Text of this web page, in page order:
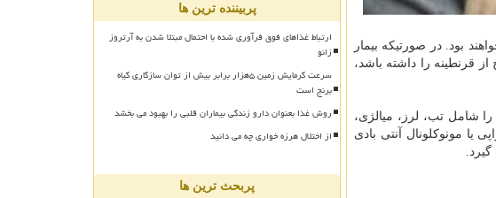
کننده خواهند بود. در صورتیکه بیمار
از قرنطینه را داشته باشد،
سیستمیک بیشتری را شامل تب، لرز، میالژی،
یا مونوکلونال آنتی بادی
پربیننده ترین ها
ارتباط غذاهای فوق فرآوری شده با احتمال مبتلا شدن به آرتروز
زانو
سرعت گرمایش زمین ۵هزار برابر بیش از توان سازگاری گیاه
برنج است
روش غذا بعنوان دارو زندگی بیماران قلبی را بهبود می بخشد
از اختلال هرزه خواری چه می دانید
پربحث ترین ها